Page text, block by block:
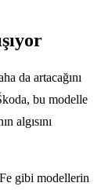
da artacağını
bu modelle
algısını
gibi modellerin